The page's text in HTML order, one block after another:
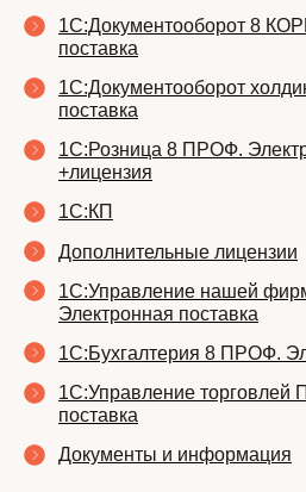
1С:Документооборот 8
поставка
1С:Документооборот
поставка
1С:Розница 8 ПРОФ.
+лицензия
1C:КП
Дополнительные лицензии
1С:Управление нашей
Электронная поставка
1С:Бухгалтерия 8 ПРОФ.
1С:Управление торговлей
поставка
Документы и информация